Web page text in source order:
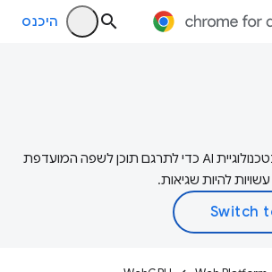
היכנס
‫Google משתמשת בטכנולוגיית AI כדי לתרגם תוכן לשפה המועדפת
להיות שגיאות.